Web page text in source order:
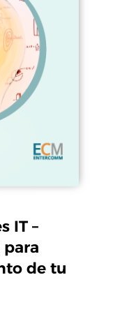
IT –
para
de tu